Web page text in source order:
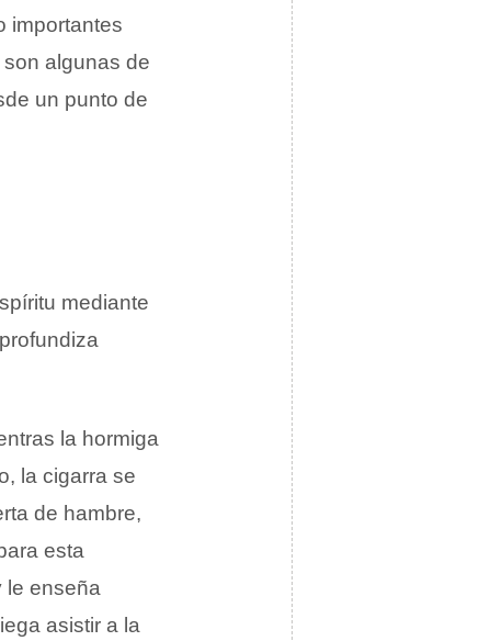
importantes
algunas de
un punto de
mediante
la hormiga
la cigarra se
de hambre,
esta
le enseña
asistir a la